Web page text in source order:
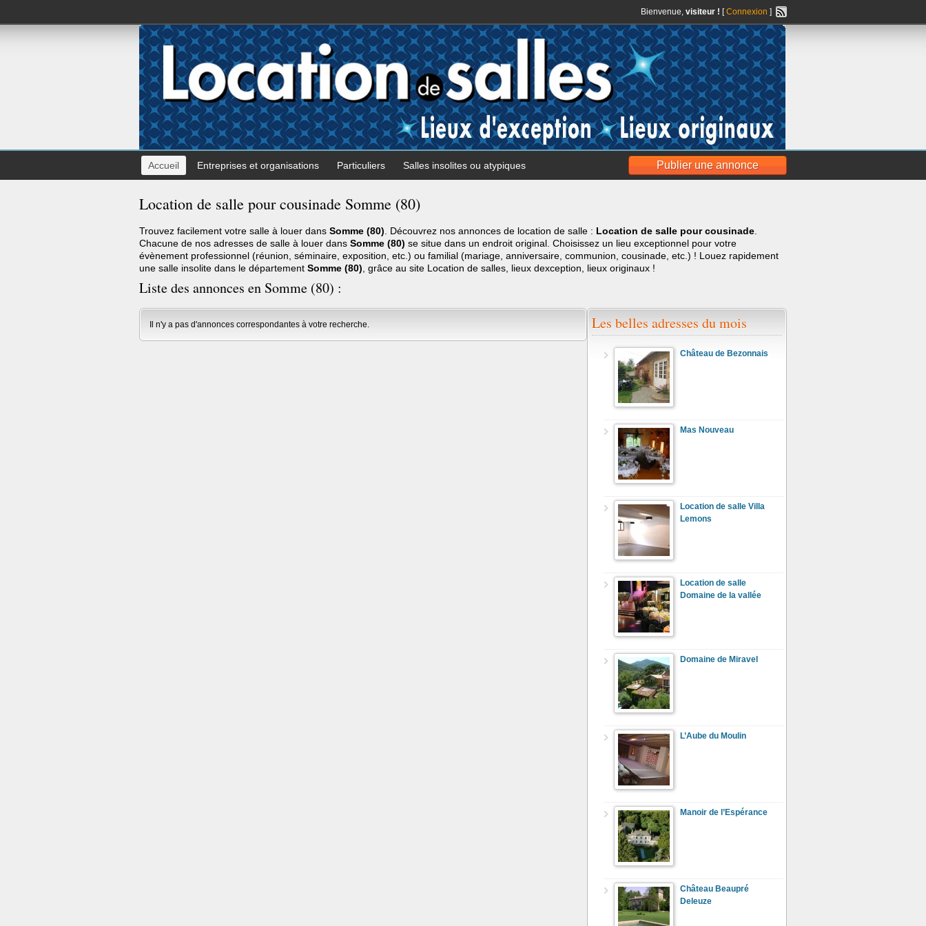
Bienvenue, visiteur ! [Connexion ]
Publier une annonce
Accueil Entreprises et organisations Particuliers Salles insolites ou atypiques
Location de salle pour cousinade Somme (80)
Trouvez facilement votre salle à louer dans Somme (80) . Découvrez nos annonces de location de salle : Location de salle pour cousinade
Chacune de nos adresses de salle à louer dans Somme (80) se situe dans un endroit original. Choisissez un lieu exceptionnel pour votre
évènement professionnel (réunion, séminaire, exposition, etc.) ou familial (mariage, anniversaire, communion, cousinade, etc.) ! Louez rapidement
une salle insolite dans le département Somme (80) , grâce au site Location de salles, lieux dexception, lieux originaux !
Liste des annonces en Somme (80) :
Il n'y a pas d'annonces correspondantes à votre recherche. Les belles adresses du mois
Château de Bezonnais
Mas Nouveau
Location de salle Villa
Lemons
Location de salle
Domaine de la vallée
Domaine de Miravel
L’Aube du Moulin
Manoir de l’Espérance
Château Beaupré
Deleuze